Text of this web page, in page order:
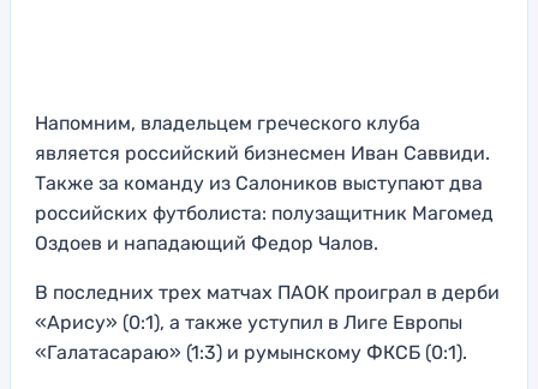
Напомним, владельцем греческого клуба
является российский бизнесмен Иван Саввиди.
Также за команду из Салоников выступают два
российских футболиста: полузащитник Магомед
Оздоев и нападающий Федор Чалов.
В последних трех матчах ПАОК проиграл в дерби
«Арису» (0:1), а также уступил в Лиге Европы
«Галатасараю» (1:3) и румынскому ФКСБ (0:1).